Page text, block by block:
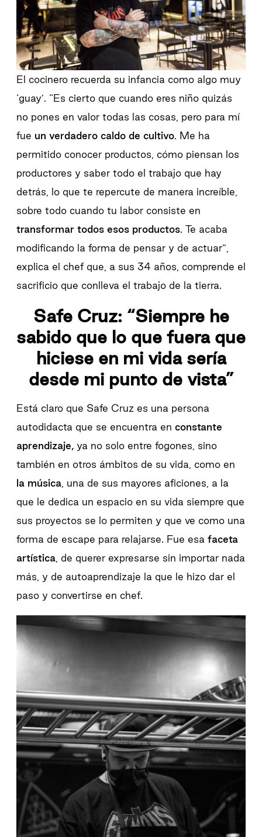
El cocinero recuerda su infancia como algo muy
‘guay’. “Es cierto que cuando eres niño quizás
no pones en valor todas las cosas, pero para mí
fue un verdadero caldo de cultivo. Me ha
permitido conocer productos, cómo piensan los
productores y saber todo el trabajo que hay
detrás, lo que te repercute de manera increíble,
sobre todo cuando tu labor consiste en
transformar todos esos productos. Te acaba
modificando la forma de pensar y de actuar”,
explica el chef que, a sus 34 años, comprende el
sacrificio que conlleva el trabajo de la tierra.
Safe Cruz: “Siempre he
sabido que lo que fuera que
hiciese en mi vida sería
desde mi punto de vista”
Está claro que Safe Cruz es una persona
autodidacta que se encuentra en constante
aprendizaje,ya no solo entre fogones, sino
también en otros ámbitos de su vida, como en
la música, una de sus mayores aficiones, a la
que le dedica un espacio en su vida siempre que
sus proyectos se lo permiten y que ve como una
forma de escape para relajarse. Fue esa faceta
artística, de querer expresarse sin importar nada
más, y de autoaprendizaje la que le hizo dar el
paso y convertirse en chef.